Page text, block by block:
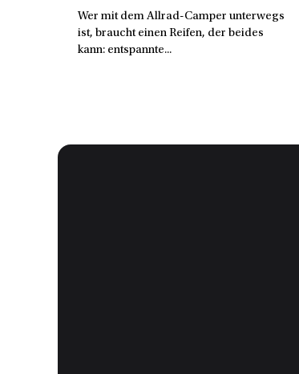
Wer mit dem Allrad-Camper unterwegs
ist, braucht einen Reifen, der beides
kann: entspannte...